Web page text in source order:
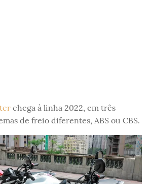
chega à linha 2022, em três
de freio diferentes, ABS ou CBS.